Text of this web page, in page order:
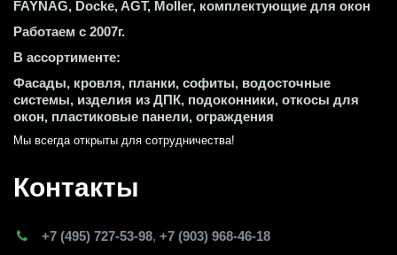
FAYNAG, Docke, AGT, Moller, комплектующие для окон
Работаем с 2007г.
В ассортименте:
Фасады, кровля, планки, софиты, водосточные
системы, изделия из ДПК, подоконники, откосы для
окон, пластиковые панели, ограждения
Мы всегда открыты для сотрудничества!
Контакты
+7 (495) 727-53-98, +7 (903) 968-46-18